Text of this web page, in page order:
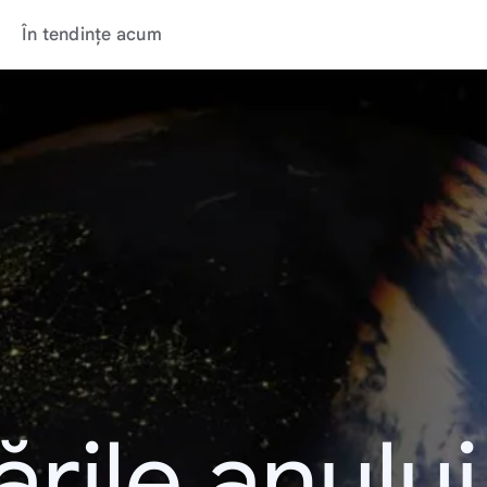
În tendințe acum